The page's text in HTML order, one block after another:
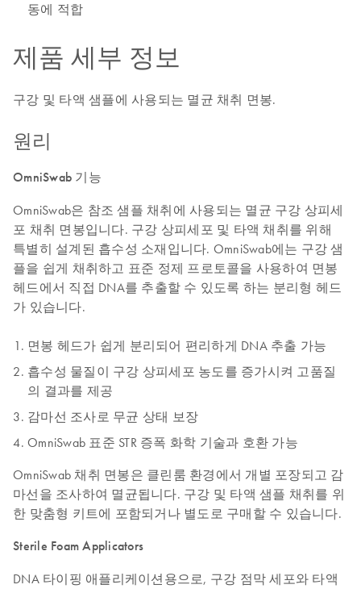
동에 적합
제품 세부 정보
구강 및 타액 샘플에 사용되는 멸균 채취 면봉.
원리
OmniSwab 기능
OmniSwab은 참조 샘플 채취에 사용되는 멸균 구강 상피세
포 채취 면봉입니다. 구강 상피세포 및 타액 채취를 위해
특별히 설계된 흡수성 소재입니다. OmniSwab에는 구강 샘
플을 쉽게 채취하고 표준 정제 프로토콜을 사용하여 면봉
헤드에서 직접 DNA를 추출할 수 있도록 하는 분리형 헤드
가 있습니다.
면봉 헤드가 쉽게 분리되어 편리하게 DNA 추출 가능
흡수성 물질이 구강 상피세포 농도를 증가시켜 고품질
의 결과를 제공
감마선 조사로 무균 상태 보장
OmniSwab 표준 STR 증폭 화학 기술과 호환 가능
OmniSwab 채취 면봉은 클린룸 환경에서 개별 포장되고 감
마선을 조사하여 멸균됩니다. 구강 및 타액 샘플 채취를 위
한 맞춤형 키트에 포함되거나 별도로 구매할 수 있습니다.
Sterile Foam Applicators
DNA 타이핑 애플리케이션용으로, 구강 점막 세포와 타액